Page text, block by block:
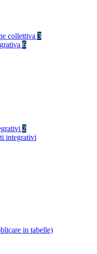
collettiva 3
6
2
integrativi
in tabelle)